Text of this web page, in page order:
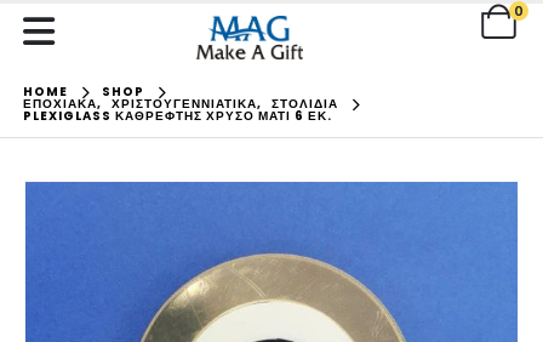
0
HOME SHOP
ΕΠΟΧΙΑΚΑ, ΧΡΙΣΤΟΥΓΕΝΝΙΑΤΙΚΑ, ΣΤΟΛΙΔΙΑ
PLEXIGLASS ΚΑΘΡΈΦΤΗΣ ΧΡΥΣΌ ΜΆΤΙ 6 ΕΚ.